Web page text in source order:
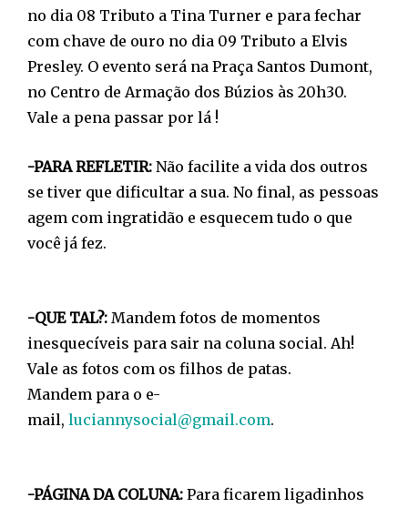
no dia 08 Tributo a Tina Turner e para fechar
com chave de ouro no dia 09 Tributo a Elvis
Presley. O evento será na Praça Santos Dumont,
no Centro de Armação dos Búzios às 20h30.
Vale a pena passar por lá !
-PARA REFLETIR: Não facilite a vida dos outros
se tiver que dificultar a sua. No final, as pessoas
agem com ingratidão e esquecem tudo o que
você já fez.
-QUE TAL?: Mandem fotos de momentos
inesquecíveis para sair na coluna social. Ah!
Vale as fotos com os filhos de patas.
Mandem para o e-
mail, luciannysocial@gmail.com.
-PÁGINA DA COLUNA: Para ficarem ligadinhos